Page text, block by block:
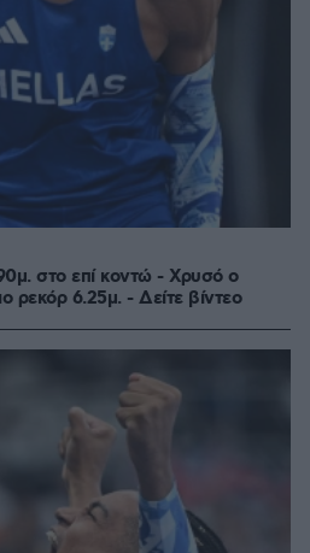
στο επί κοντώ - Χρυσό ο
ρεκόρ 6.25μ. - Δείτε βίντεο